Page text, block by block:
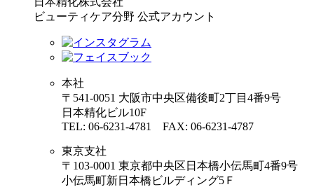
ビューティケア分野 公式アカウント
本社
〒541-0051 大阪市中央区備後町2丁目4番9号
日本精化ビル10F
TEL: 06-6231-4781 FAX: 06-6231-4787
東京支社
〒103-0001 東京都中央区日本橋小伝馬町4番9号
小伝馬町新日本橋ビルディング5Ｆ